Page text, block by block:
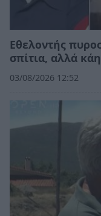
Εθελοντής
σπίτια, αλλά
03/08/2026 12:52